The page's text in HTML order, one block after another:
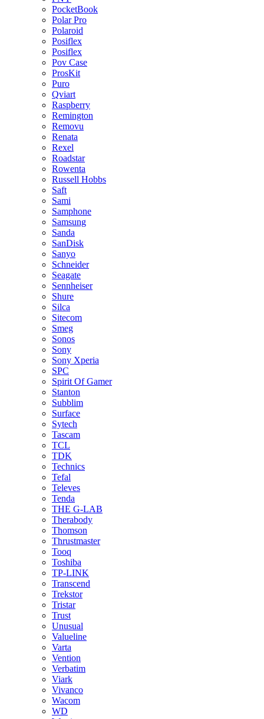
PocketBook
Polar Pro
Polaroid
Posiflex
Posiflex
Pov Case
ProsKit
Puro
Qviart
Raspberry
Remington
Removu
Renata
Rexel
Roadstar
Rowenta
Russell Hobbs
Saft
Sami
Samphone
Samsung
Sanda
SanDisk
Sanyo
Schneider
Seagate
Sennheiser
Shure
Silca
Sitecom
Smeg
Sonos
Sony
Sony Xperia
SPC
Spirit Of Gamer
Stanton
Subblim
Surface
Sytech
Tascam
TCL
TDK
Technics
Tefal
Televes
Tenda
THE G-LAB
Therabody
Thomson
Thrustmaster
Tooq
Toshiba
TP-LINK
Transcend
Trekstor
Tristar
Trust
Unusual
Valueline
Varta
Vention
Verbatim
Viark
Vivanco
Wacom
WD